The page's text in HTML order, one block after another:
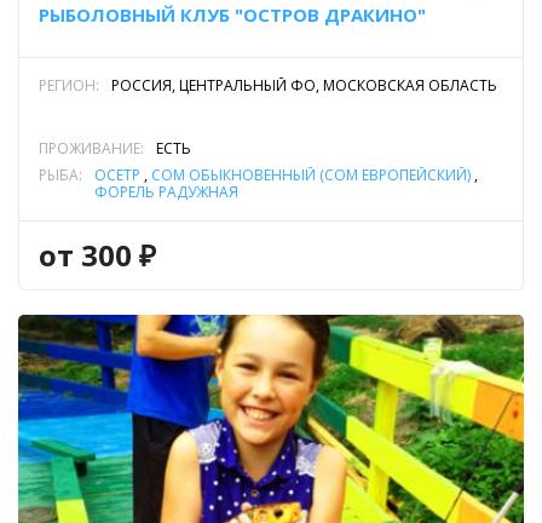
РЫБОЛОВНЫЙ КЛУБ "ОСТРОВ ДРАКИНО"
РЕГИОН: РОССИЯ, ЦЕНТРАЛЬНЫЙ ФО, МОСКОВСКАЯ ОБЛАСТЬ
ПРОЖИВАНИЕ:
ЕСТЬ
РЫБА:
ОСЕТР , СОМ ОБЫКНОВЕННЫЙ (СОМ ЕВРОПЕЙСКИЙ) ,
ФОРЕЛЬ РАДУЖНАЯ
от 300 ₽